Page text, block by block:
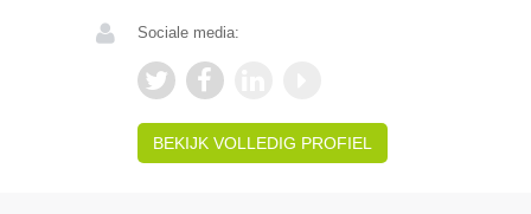
Sociale media:
BEKIJK VOLLEDIG PROFIEL